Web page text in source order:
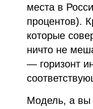
места в
процентов).
которые
ничто не
— горизонт
Модель, а вы